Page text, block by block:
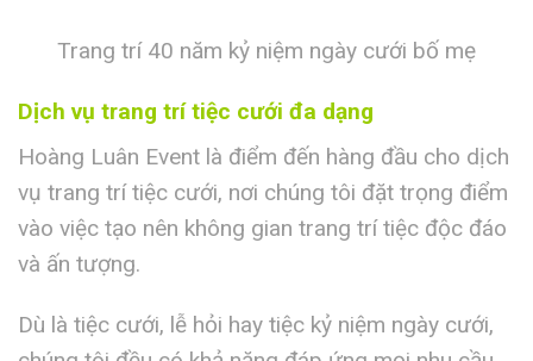
Trang trí 40 năm kỷ niệm ngày cưới bố mẹ
Dịch vụ trang trí tiệc cưới đa dạng
Hoàng Luân Event là điểm đến hàng đầu cho dịch
vụ trang trí tiệc cưới, nơi chúng tôi đặt trọng điểm
vào việc tạo nên không gian trang trí tiệc độc đáo
và ấn tượng.
Dù là tiệc cưới, lễ hỏi hay tiệc kỷ niệm ngày cưới,